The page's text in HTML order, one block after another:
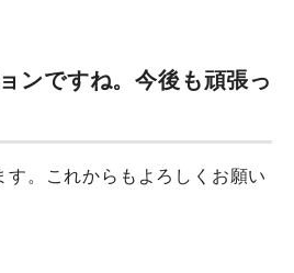
ンですね。今後も頑張っ
。これからもよろしくお願い